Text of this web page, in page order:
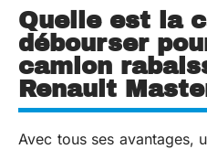
Quelle est la
débourser
camion
Renault
Avec tous ses avantages,